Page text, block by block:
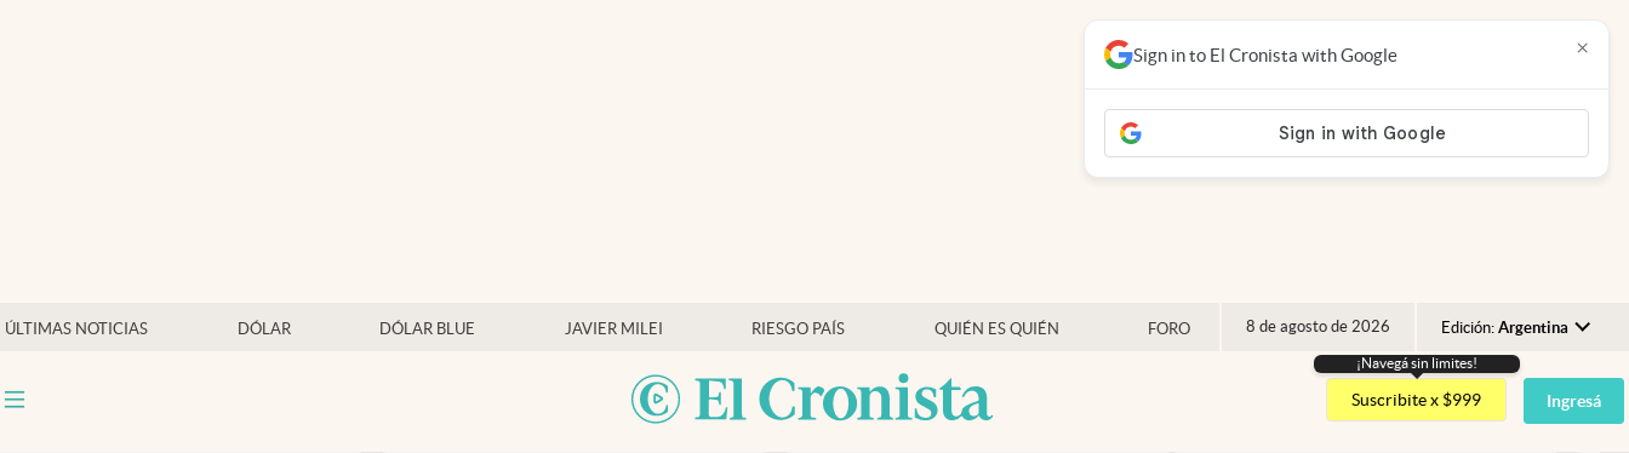
ÚLTIMAS NOTICIAS DÓLAR DÓLAR BLUE JAVIER MILEI RIESGO PAÍS QUIÉN ES QUIÉN FORO 8 de agosto de 2026 Edición: Argentina
Argentina
España
Mercados Online
¡Navegá sin limites!
Suscribite x $999 Ingresá
Sign in to El Cronista with Google ×